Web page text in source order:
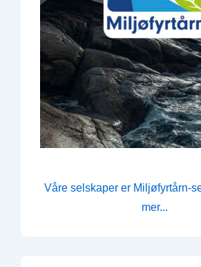
Våre selskaper er Miljøfyrtårn-
mer...